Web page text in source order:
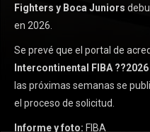
Fighters y Boca Juniors
en 2026.
Se prevé que el portal de
Intercontinental FIBA ??2026
las próximas semanas se
el proceso de solicitud.
Informe y foto: FIBA